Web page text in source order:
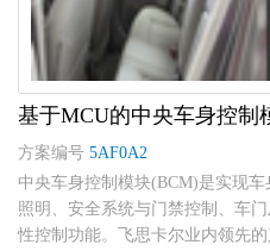
基于MCU的中央车身控制
方案编号 5AF0A2
中央车身控制模块(BCM)是实现
照明、安全系统与门禁控制、车
性控制功能。飞思卡尔业内领先